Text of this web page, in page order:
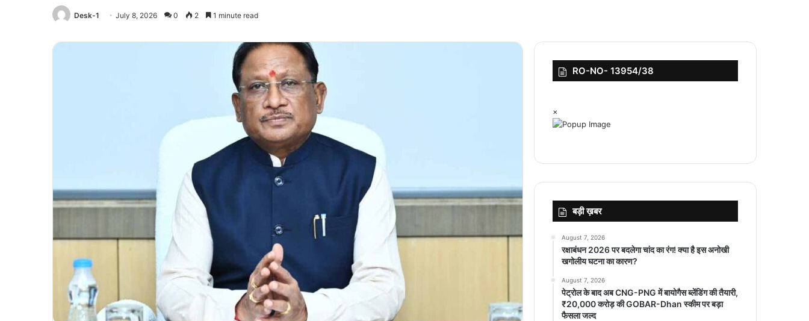
Desk-1 July 8, 2026 0 2 1 minute read
RO-NO- 13954/38
×
बड़ी ख़बर
August 7, 2026
रक्षाबंधन 2026 पर बदलेगा चांद का रंग! क्या है इस अनोखी
खगोलीय घटना का कारण?
August 7, 2026
पेट्रोल के बाद अब CNG-PNG में बायोगैस ब्लेंडिंग की तैयारी,
₹20,000 करोड़ की GOBAR-Dhan स्कीम पर बड़ा
फैसला जल्द